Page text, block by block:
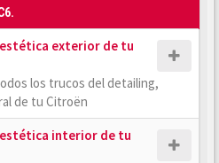
exterior de tu
los trucos del detailing,
de tu Citroën
interior de tu